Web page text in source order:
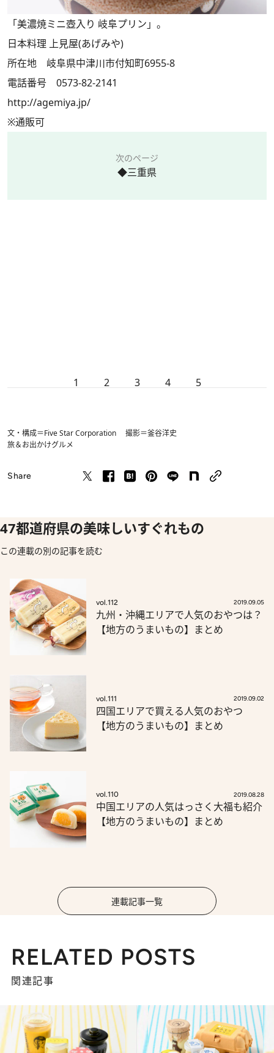
「美濃焼ミニ壺入り 岐阜プリン」。
日本料理 上見屋(あげみや)
所在地 岐阜県中津川市付知町6955-8
電話番号 0573-82-2141
http://agemiya.jp/
※通販可
次のページ
◆三重県
1 2 3 4 5
文・構成＝Five Star Corporation 撮影＝釜谷洋史
旅＆お出かけグルメ
Share
47都道府県の美味しいすぐれもの
この連載の別の記事を読む
vol.112 2019.09.05
九州・沖縄エリアで人気のおやつは？
【地方のうまいもの】まとめ
vol.111 2019.09.02
四国エリアで買える人気のおやつ
【地方のうまいもの】まとめ
vol.110 2019.08.28
中国エリアの人気はっさく大福も紹介
【地方のうまいもの】まとめ
連載記事一覧
RELATED POSTS
関連記事